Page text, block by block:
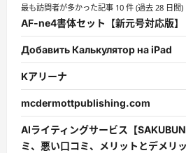
最も訪問者が多かった記事 10 件 (過去 28 日間)
AF-ne4書体セット【新元号対応版】
Добавить Калькулятор на iPad
Kアリーナ
mcdermottpublishing.com
AIライティングサービス【
ミ、悪い口コミ、メリットとデメリ